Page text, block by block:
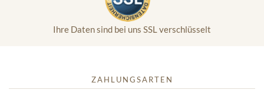
Ihre Daten sind bei uns SSL verschlüsselt
ZAHLUNGSARTEN